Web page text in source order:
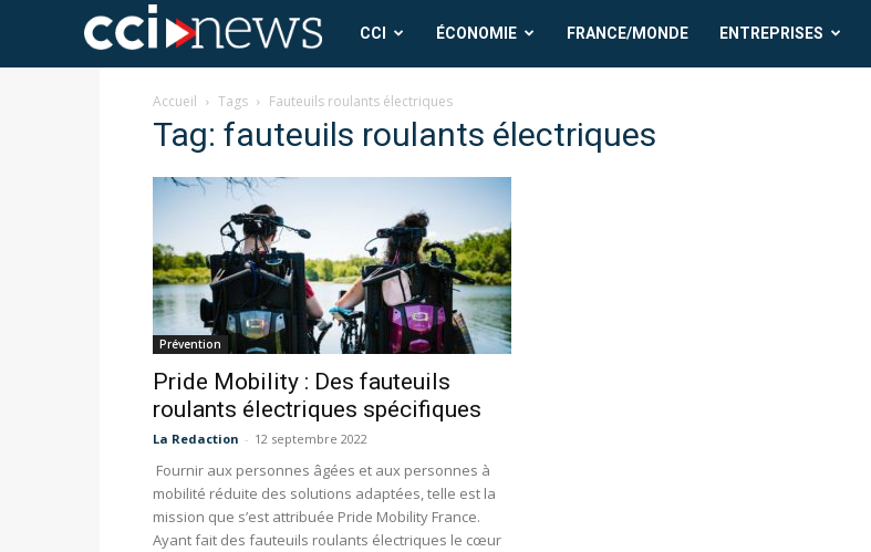
CCI
News
CCI ÉCONOMIE FRANCE/MONDE ENTREPRISES
Accueil Tags Fauteuils roulants électriques
Tag: fauteuils roulants électriques
Prévention
Pride Mobility : Des fauteuils
roulants électriques spécifiques
La Redaction - 12 septembre 2022
Fournir aux personnes âgées et aux personnes à
mobilité réduite des solutions adaptées, telle est la
mission que s’est attribuée Pride Mobility France.
Ayant fait des fauteuils roulants électriques le cœur